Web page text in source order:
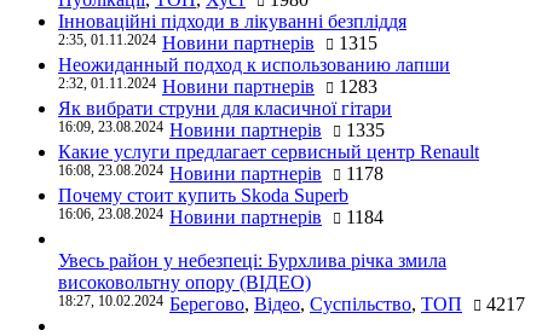
Інноваційні підходи в лікуванні безпліддя
2:35, 01.11.2024 Новини партнерів
1315
Неожиданный подход к использованию лапши
2:32, 01.11.2024 Новини партнерів
1283
Як вибрати струни для класичної гітари
16:09, 23.08.2024 Новини партнерів
1335
Какие услуги предлагает сервисный центр Renault
16:08, 23.08.2024 Новини партнерів
1178
Почему стоит купить Skoda Superb
16:06, 23.08.2024 Новини партнерів 1184
Увесь район у небезпеці: Бурхлива річка змила
високовольтну опору (ВІДЕО)
18:27, 10.02.2024 Берегово, Відео, Суспільство, ТОП 4217